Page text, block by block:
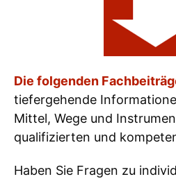
Die folgenden
tiefergehende
Mittel, Wege und
qualifizierten und
Haben Sie Fragen zu